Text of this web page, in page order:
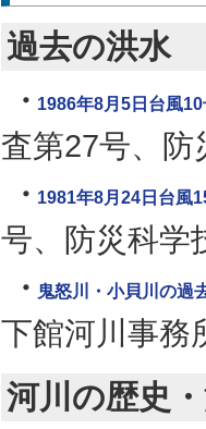
過去の洪水
1986年8月5日台風
査第27号、防
1981年8月24日台風
号、防災科学
鬼怒川・小貝川の過
下館河川事務
河川の歴史